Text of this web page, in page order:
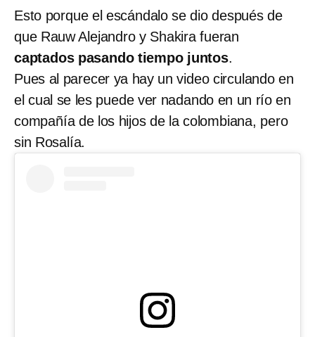
Esto porque el escándalo se dio después de
que Rauw Alejandro y Shakira fueran
captados pasando tiempo juntos.
Pues al parecer ya hay un video circulando en
el cual se les puede ver nadando en un río en
compañía de los hijos de la colombiana, pero
sin Rosalía.